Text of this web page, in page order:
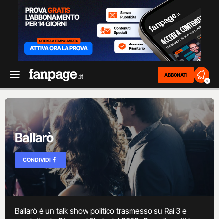
ABBONATI
2
Ballarò
CONDIVIDI
Ballarò è un talk show politico trasmesso su Rai 3 e